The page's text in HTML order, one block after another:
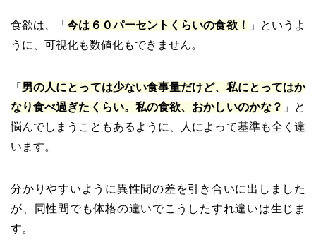
食欲は、「今は６０パーセントくらいの食欲！
」というよ
うに、可視化も数値化もできません。
「 男の人にとっては少ない食事量だけど、私にとってはか
なり食べ過ぎたくらい。私の食欲、おかしいのかな？ 」と
悩んでしまうこともあるように、人によって基準も全く違
います。
分かりやすいように異性間の差を引き合いに出しました
が、同性間でも体格の違いでこうしたすれ違いは生じま
す。